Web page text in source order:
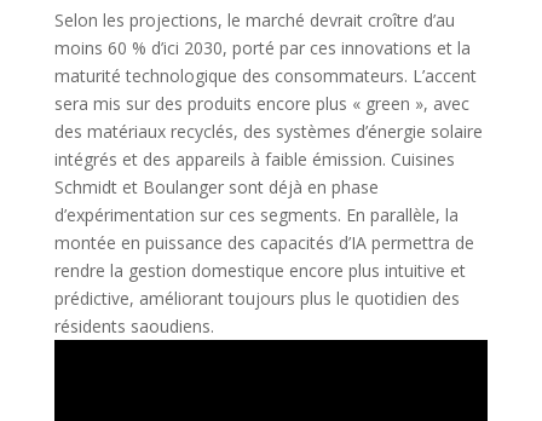
Selon les projections, le marché devrait croître d’au
moins 60 % d’ici 2030, porté par ces innovations et la
maturité technologique des consommateurs. L’accent
sera mis sur des produits encore plus « green », avec
des matériaux recyclés, des systèmes d’énergie solaire
intégrés et des appareils à faible émission. Cuisines
Schmidt et Boulanger sont déjà en phase
d’expérimentation sur ces segments. En parallèle, la
montée en puissance des capacités d’IA permettra de
rendre la gestion domestique encore plus intuitive et
prédictive, améliorant toujours plus le quotidien des
résidents saoudiens.